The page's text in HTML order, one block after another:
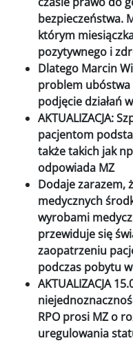
bezpieczeństwa.
którym
pozytywnego i
Dlatego Marcin
problem
podjęcie działań
AKTUALIZACJA:
pacjentom
także takich jak
odpowiada MZ
Dodaje zarazem,
medycznych
wyrobami
przewiduje się
zaopatrzeniu
podczas pobytu
AKTUALIZACJA
RPO prosi MZ o
uregulowania